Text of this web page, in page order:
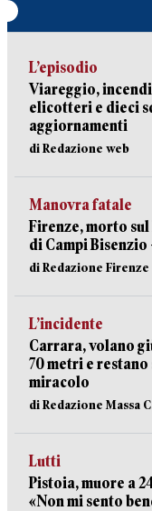
L’episodio
Viareggio,
elicotteri e dieci
aggiornamenti
di Redazione web
Manovra fatale
Firenze, morto
di Campi
di Redazione Firenze
L’incidente
Carrara, volano
70 metri e
miracolo
di Redazione Massa
Lutti
Pistoia, muore a
«Non mi sento